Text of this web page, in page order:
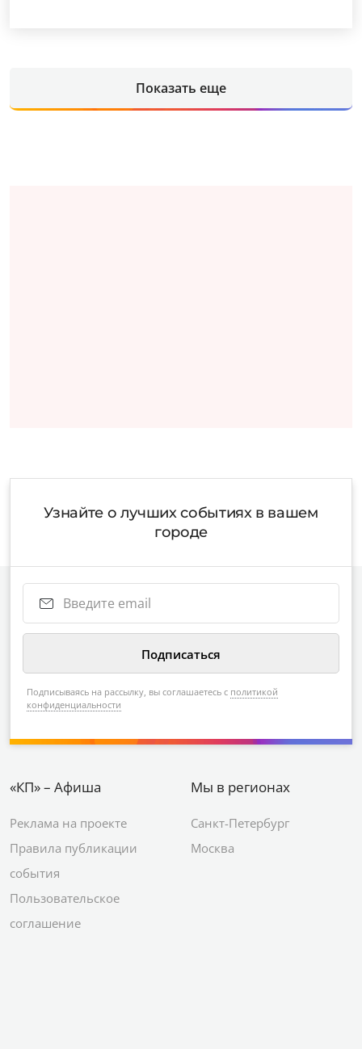
Показать еще
Узнайте о лучших событиях в вашем
городе
Подписываясь на рассылку, вы соглашаетесь с политикой
конфиденциальности
«КП» – Афиша
Реклама на проекте
Правила публикации
события
Пользовательское
соглашение
Мы в регионах
Санкт-Петербург
Москва